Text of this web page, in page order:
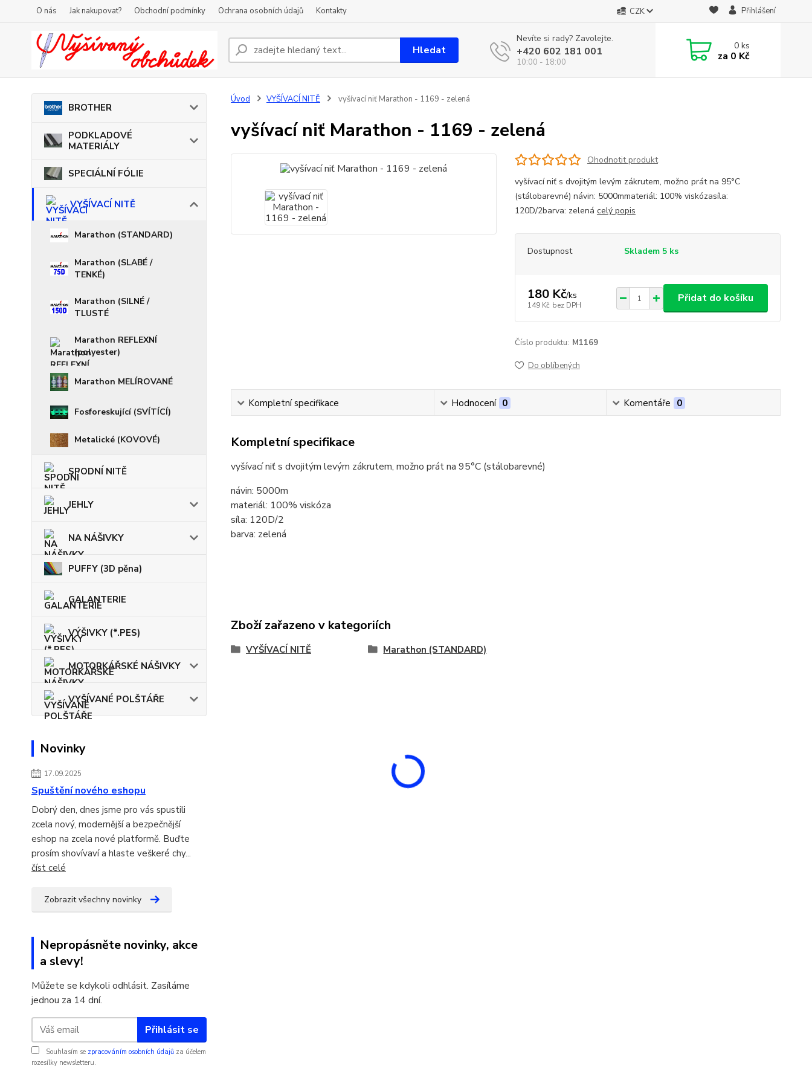
O nás Jak nakupovat? Obchodní podmínky Ochrana osobních údajů Kontakty CZK Přihlášení
Hledat
Nevíte si rady? Zavolejte.
+420 602 181 001
10:00 - 18:00
0ks
za 0 Kč
BROTHER
PODKLADOVÉ
MATERIÁLY
SPECIÁLNÍ FÓLIE
VYŠÍVACÍ NITĚ
Marathon (STANDARD)
Marathon (SLABÉ /
TENKÉ)
Marathon (SILNÉ /
TLUSTÉ
Marathon REFLEXNÍ
(polyester)
Marathon MELÍROVANÉ
Fosforeskující (SVÍTÍCÍ)
Metalické (KOVOVÉ)
SPODNÍ NITĚ
JEHLY
NA NÁŠIVKY
PUFFY (3D pěna)
GALANTERIE
VÝŠIVKY (*.PES)
MOTORKÁŘSKÉ NÁŠIVKY
VYŠÍVANÉ POLŠTÁŘE
Novinky
17.09.2025
Spuštění nového eshopu
Dobrý den, dnes jsme pro vás spustili
zcela nový, modernější a bezpečnější
eshop na zcela nové platformě. Buďte
prosím shovívaví a hlaste veškeré chy...
číst celé
Zobrazit všechny novinky
Nepropásněte novinky, akce
a slevy!
Můžete se kdykoli odhlásit. Zasíláme
jednou za 14 dní.
Přihlásit se
Souhlasím se zpracováním osobních údajů za účelem
rozesílky newsletteru.
Úvod VYŠÍVACÍ NITĚ vyšívací niť Marathon - 1169 - zelená
vyšívací niť Marathon - 1169 - zelená
Ohodnotit produkt
vyšívací niť s dvojitým levým zákrutem, možno prát na 95°C
(stálobarevné) návin: 5000mmateriál: 100% viskózasíla:
120D/2barva: zelená celý popis
Dostupnost Skladem 5 ks
180 Kč/ks
149 Kč bez DPH
Přidat do košíku
Číslo produktu: M1169
Do oblíbených
Kompletní specifikace Hodnocení 0 Komentáře 0
Kompletní specifikace
vyšívací niť s dvojitým levým zákrutem, možno prát na 95°C (stálobarevné)
návin: 5000m
materiál: 100% viskóza
síla: 120D/2
barva: zelená
Zboží zařazeno v kategoriích
VYŠÍVACÍ NITĚ Marathon (STANDARD)